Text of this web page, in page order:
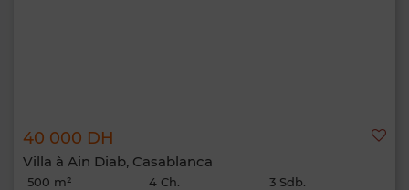
40 000 DH
Villa à Ain Diab, Casablanca
500 m² 4 Ch. 3 Sdb.